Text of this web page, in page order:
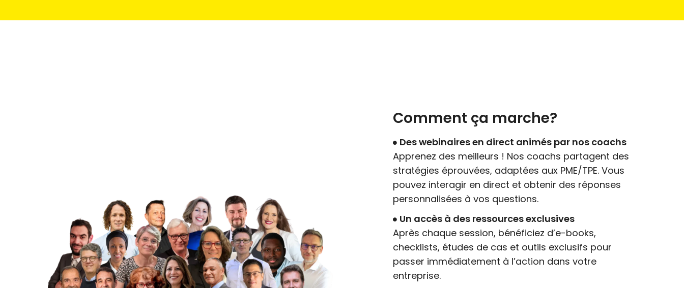
Comment ça marche?
Des webinaires en direct animés par nos coachs
Apprenez des meilleurs ! Nos coachs partagent des
stratégies éprouvées, adaptées aux PME/TPE. Vous
pouvez interagir en direct et obtenir des réponses
personnalisées à vos questions.
Un accès à des ressources exclusives
Après chaque session, bénéficiez d’e-books,
checklists, études de cas et outils exclusifs pour
passer immédiatement à l’action dans votre
entreprise.